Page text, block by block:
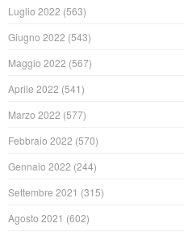
Luglio 2022 (563)
Giugno 2022 (543)
Maggio 2022 (567)
Aprile 2022 (541)
Marzo 2022 (577)
Febbraio 2022 (570)
Gennaio 2022 (244)
Settembre 2021 (315)
Agosto 2021 (602)